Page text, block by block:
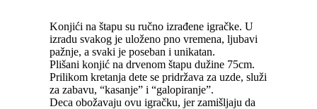
Konjići na štapu su ručno izrađene igračke. U
izradu svakog je uloženo pno vremena, ljubavi
pažnje, a svaki je poseban i unikatan.
Plišani konjić na drvenom štapu dužine 75cm.
Prilikom kretanja dete se pridržava za uzde, služi
za zabavu, “kasanje” i “galopiranje”.
Deca obožavaju ovu igračku, jer zamišljaju da